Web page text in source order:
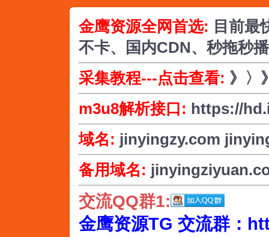
金鹰资源全网首选: 目前最
不卡、国内CDN、秒拖秒
采集教程---点击查看: 》〉
m3u8解析接口: https://
域名: jinyingzy.com
备用域名:
交流QQ群1:
金鹰资源TG 交流群：